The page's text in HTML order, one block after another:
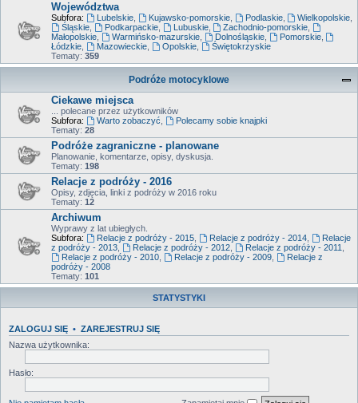
Województwa
Subfora: Lubelskie, Kujawsko-pomorskie, Podlaskie, Wielkopolskie
Śląskie, Podkarpackie, Lubuskie, Zachodnio-pomorskie
Małopolskie
Warmińsko-mazurskie, Dolnośląskie, Pomorskie,
Łódzkie
Mazowieckie, Opolskie,
Świętokrzyskie
Tematy: 359
Podróże motocyklowe
Ciekawe miejsca
... polecane przez użytkowników
Subfora:
Warto zobaczyć
Polecamy sobie knajpki
Tematy: 28
Podróże zagraniczne - planowane
Planowanie, komentarze, opisy, dyskusja.
Tematy: 198
Relacje z podróży - 2016
Opisy, zdjęcia, linki z podróży w 2016 roku
Tematy: 12
Archiwum
Wyprawy z lat ubiegłych.
Subfora:
Relacje z podróży - 2015, Relacje z podróży - 2014,
Relacje
z podróży - 2013
Relacje z podróży - 2012, Relacje z podróży - 2011
Relacje z podróży - 2010, Relacje z podróży - 2009,
Relacje z
podróży - 2008
Tematy: 101
STATYSTYKI
ZALOGUJ SIĘ • ZAREJESTRUJ SIĘ
Nazwa użytkownika:
Hasło: